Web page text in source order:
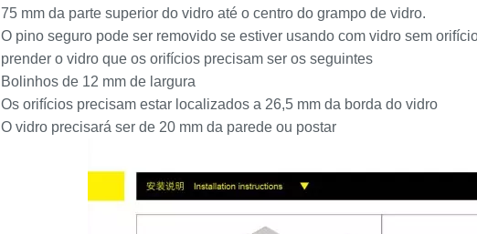
75 mm da parte superior do vidro até o centro do grampo de vidro.
O pino seguro pode ser removido se estiver usando com vidro sem
prender o vidro que os orifícios precisam ser os seguintes
Bolinhos de 12 mm de largura
Os orifícios precisam estar localizados a 26,5 mm da borda do vidro
O vidro precisará ser de 20 mm da parede ou postar